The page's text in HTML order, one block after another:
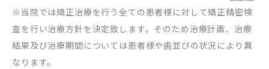
※当院では矯正治療を行う全ての患者様に対して矯正精密検
査を行い治療方針を決定致します。そのため治療計画、治療
結果及び治療期間については患者様や歯並びの状況により異
なります。